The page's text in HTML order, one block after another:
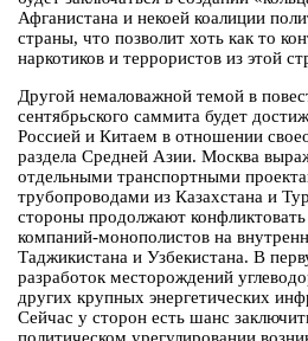
Афганистана и некоей коалиции
страны, что позволит хоть как то
наркотиков и террористов из этой
Другой немаловажной темой в
сентябрьского саммита будет
Россией и Китаем в отношении
раздела Средней Азии. Москва
отдельными транспортными
трубопроводами из Казахстана и
стороны продолжают
компаний-монополистов на
Таджикистана и Узбекистана. В
разработок месторождений
других крупных энергетических
Сейчас у сторон есть шанс